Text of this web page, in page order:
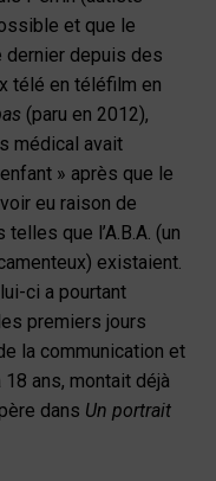
et que le
dernier depuis des
télé en téléfilm en
(paru en 2012),
médical avait
» après que le
eu raison de
que l’A.B.A. (un
existaient.
ci a pourtant
premiers jours
la communication et
18 ans, montait déjà
dans Un portrait